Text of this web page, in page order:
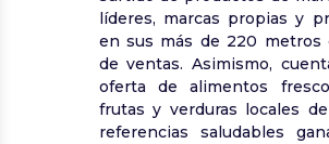
líderes, marcas propias y
en sus más de 220 metros
de ventas. Asimismo,
oferta de alimentos
frutas y verduras locales
referencias saludables